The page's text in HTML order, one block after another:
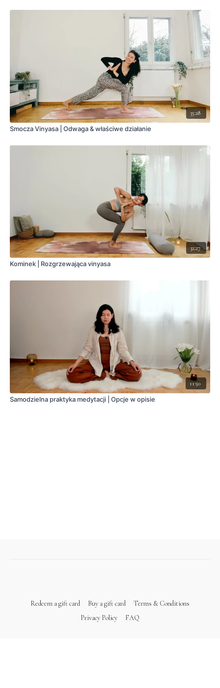
35:28
Smocza Vinyasa | Odwaga & właściwe działanie
32:27
Kominek | Rozgrzewająca vinyasa
11:50
Samodzielna praktyka medytacji | Opcje w opisie
Redeem a gift card Buy a gift card
Terms & Conditions
Privacy Policy
FAQ